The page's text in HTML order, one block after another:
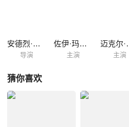
出。孤独的莎拉于是隔着墙壁给一些孩
事的一些孩子们突然死去，这引起了小
安德烈·艾弗道夫
导演
佐伊·玛格丽特·科莱蒂
主演
迈
主演
猜你喜欢